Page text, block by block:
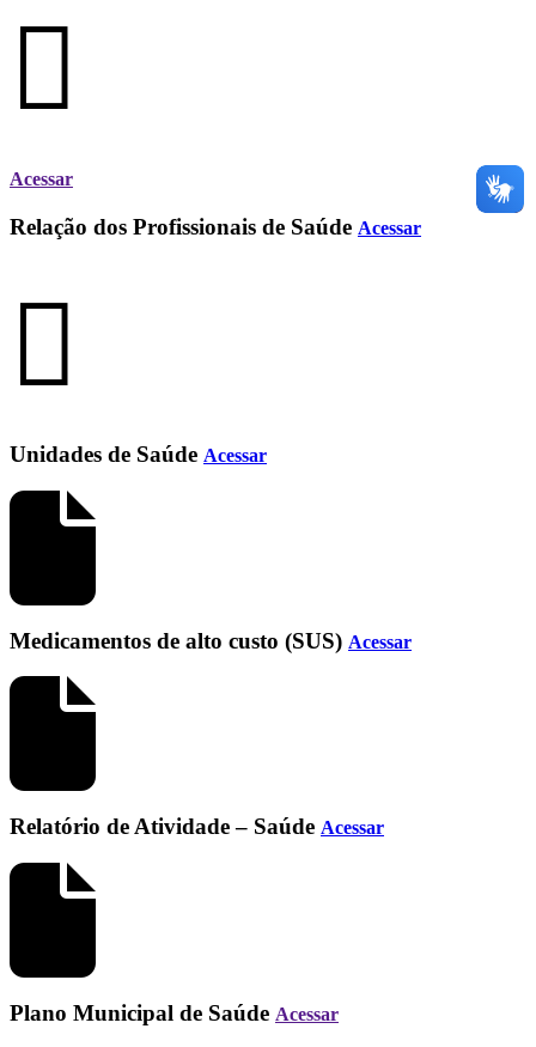
Acessar
Relação dos Profissionais de Saúde Acessar
Unidades de Saúde Acessar
Medicamentos de alto custo (SUS) Acessar
Relatório de Atividade – Saúde Acessar
Plano Municipal de Saúde Acessar